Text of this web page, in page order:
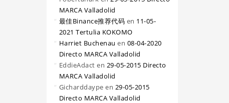
MARCA Valladolid
最佳Binance推荐代码 en 11-05-
2021 Tertulia KOKOMO
Harriet Buchenau en 08-04-2020
Directo MARCA Valladolid
EddieAdact en 29-05-2015 Directo
MARCA Valladolid
Gicharddaype en 29-05-2015
Directo MARCA Valladolid